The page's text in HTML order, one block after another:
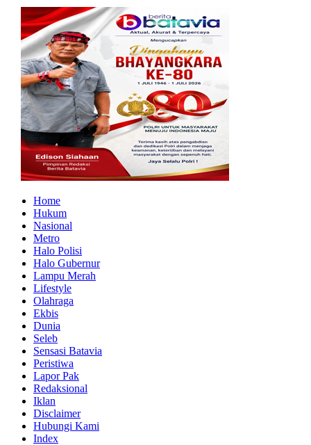
Home
Hukum
Nasional
Metro
Halo Polisi
Halo Gubernur
Lampu Merah
Lifestyle
Olahraga
Ekbis
Dunia
Seleb
Sensasi Batavia
Peristiwa
Lapor Pak
Redaksional
Iklan
Disclaimer
Hubungi Kami
Index